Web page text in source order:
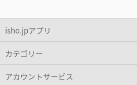
isho.jpアプリ
カテゴリー
アカウントサービス